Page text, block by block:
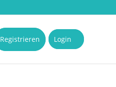
Registrieren Login